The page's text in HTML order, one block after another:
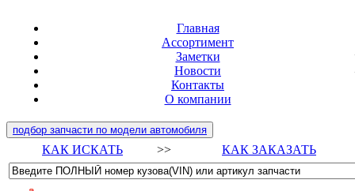
Главная
Ассортимент
Заметки
Новости
Контакты
О компании
подбор запчасти по модели автомобиля
КАК ИСКАТЬ >> КАК ЗАКАЗАТЬ